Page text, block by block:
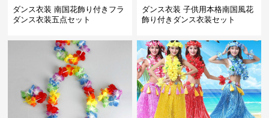
ダンス衣装 南国花飾り付きフラ
ダンス衣装五点セット
ダンス衣装 子供用本格南国風花
飾り付きダンス衣装セット